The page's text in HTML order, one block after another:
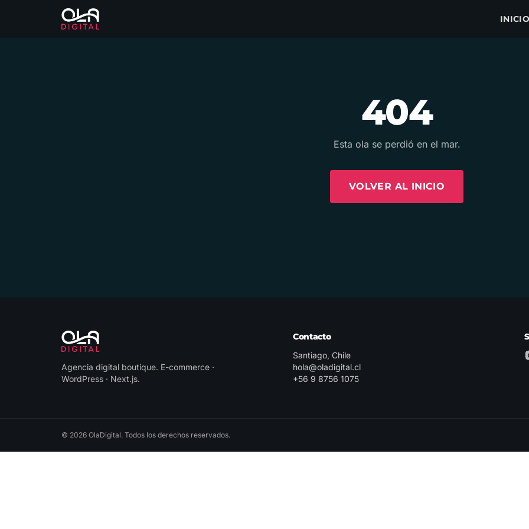
404
Esta ola se perdió en el mar.
VOLVER AL INICIO
Agencia digital boutique. E-commerce ·
WordPress · Next.js.
Contacto
Santiago, Chile
hola@oladigital.cl
+56 9 8756 1075
© 2026 OlaDigital. Todos los derechos reservados.